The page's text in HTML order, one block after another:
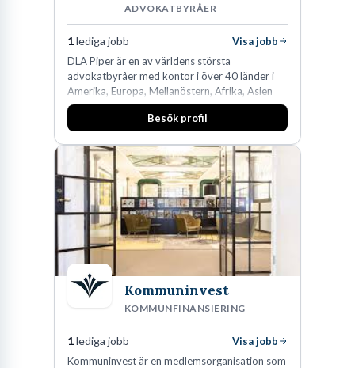
ADVOKATBYRÅER
1lediga jobb
Visa jobb
DLA Piper är en av världens största
advokatbyråer med kontor i över 40 länder i
Amerika, Europa, Mellanöstern, Afrika, Asien
och Oceanien. Vi är specialister inom
affärsjuridikens alla områden och vi har några
fler än 450 jurister på fem kontor i Stockholm,
Köpenhamn, Århus, Oslo och Helsingfors kan vi
på DLA Piper erbjuda våra klienter en unik,
effektiv och gränsöverskridande nordisk
expertis. På vårt kontor i centrala Stockholm är
vi idag drygt 240 medarbetare.
Besök profil
Kommuninvest
KOMMUNFINANSIERING
1lediga jobb
Visa jobb
Kommuninvest är en medlemsorganisation som